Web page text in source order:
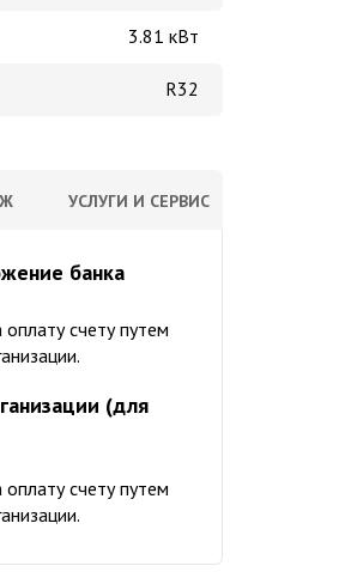
3.81 кВт
R32
УСЛУГИ И СЕРВИС
банка
счету путем
(для
счету путем